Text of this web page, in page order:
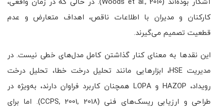
آشکار بوده‌اند (Woods et al., 2010). در حالی که در زمان واقعی،
کارکنان و مدیران با اطلاعات ناقص، اهداف متعارض و عدم
قطعیت تصمیم می‌گیرند.
این نقدها به معنای کنار گذاشتن کامل مدل‌های خطی نیست. در
مدیریت HSE، ابزارهایی مانند تحلیل درخت خطا، تحلیل درخت
رویداد، HAZOP و LOPA همچنان کاربرد فراوان دارند، به‌ویژه در
طراحی و ارزیابی ریسک‌های فنی (CCPS, 2001, 2018). اما برای